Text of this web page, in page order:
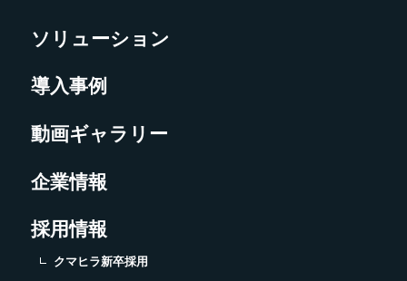
ソリューション
導入事例
動画ギャラリー
企業情報
採用情報
クマヒラ新卒採用